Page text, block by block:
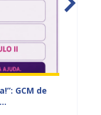
GCM de